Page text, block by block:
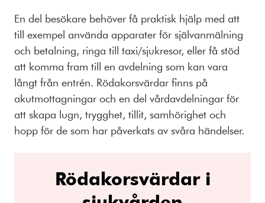
En del besökare behöver få praktisk hjälp med att
till exempel använda apparater för självanmälning
och betalning, ringa till taxi/sjukresor, eller få stöd
att komma fram till en avdelning som kan vara
långt från entrén. Rödakorsvärdar finns på
akutmottagningar och en del vårdavdelningar för
att skapa lugn, trygghet, tillit, samhörighet och
hopp för de som har påverkats av svåra händelser.
Rödakorsvärdar i